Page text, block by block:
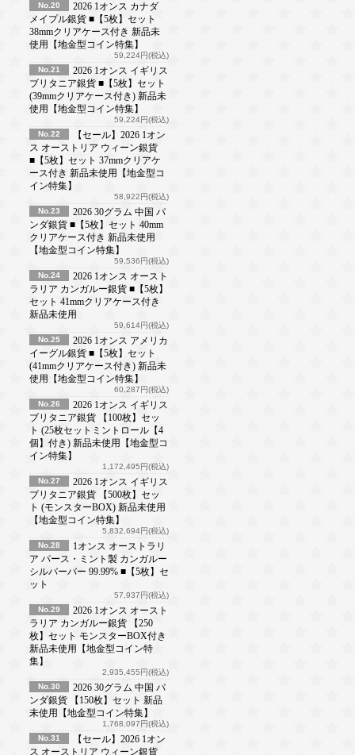
No.20
2026 1オンス カナダ
メイプル銀貨 ■【5枚】セット
38mmクリアケース付き 新品未
使用【地金型コイン特集】
59,224円(税込)
No.21
2026 1オンス イギリス
ブリタニア銀貨 ■【5枚】セット
(39mmクリアケース付き) 新品未
使用【地金型コイン特集】
59,224円(税込)
No.22
【セール】2026 1オン
ス オーストリア ウィーン銀貨
■【5枚】セット 37mmクリアケ
ース付き 新品未使用【地金型コ
イン特集】
58,922円(税込)
No.23
2026 30グラム 中国 パ
ンダ銀貨 ■【5枚】セット 40mm
クリアケース付き 新品未使用
【地金型コイン特集】
59,536円(税込)
No.24
2026 1オンス オースト
ラリア カンガルー銀貨 ■【5枚】
セット 41mmクリアケース付き
新品未使用
59,614円(税込)
No.25
2026 1オンス アメリカ
イーグル銀貨 ■【5枚】セット
(41mmクリアケース付き) 新品未
使用【地金型コイン特集】
60,287円(税込)
No.26
2026 1オンス イギリス
ブリタニア銀貨 【100枚】セッ
ト (25枚セットミントロール【4
個】付き) 新品未使用【地金型コ
イン特集】
1,172,495円(税込)
No.27
2026 1オンス イギリス
ブリタニア銀貨 【500枚】セッ
ト (モンスターBOX) 新品未使用
【地金型コイン特集】
5,832,694円(税込)
No.28
1オンス オーストラリ
ア パース・ミント製 カンガルー
シルバーバー 99.99% ■【5枚】セ
ット
57,937円(税込)
No.29
2026 1オンス オースト
ラリア カンガルー銀貨 【250
枚】セット モンスターBOX付き
新品未使用【地金型コイン特
集】
2,935,455円(税込)
No.30
2026 30グラム 中国 パ
ンダ銀貨 【150枚】セット 新品
未使用【地金型コイン特集】
1,768,097円(税込)
No.31
【セール】2026 1オン
ス オーストリア ウィーン銀貨